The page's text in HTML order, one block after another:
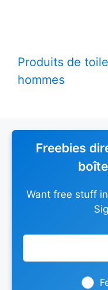
Produits de
hommes
Freebies
Want free stuff
Leave